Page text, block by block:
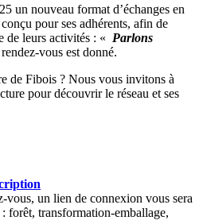
un nouveau format d’échanges en
pour ses adhérents, afin de
de leurs activités : « Parlons
vous est donné.
de Fibois ? Nous vous invitons à
pour découvrir le réseau et ses
vous, un lien de connexion vous sera
forêt, transformation-emballage,